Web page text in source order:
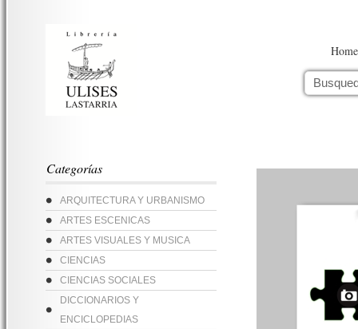
Home
Categorías
ARQUITECTURA Y URBANISMO
ARTES ESCENICAS
ARTES VISUALES Y MUSICA
CIENCIAS
CIENCIAS SOCIALES
DICCIONARIOS Y
ENCICLOPEDIAS